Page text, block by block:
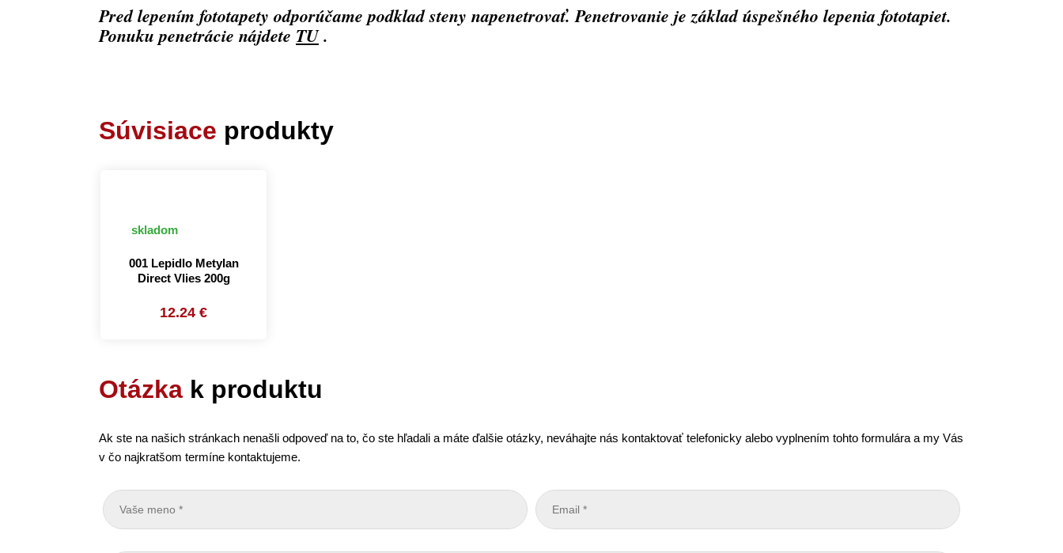
Pred lepením fototapety odporúčame podklad steny napenetrovať. Penetrovanie je základ úspešného lepenia fototapiet.
Ponuku penetrácie nájdete TU.
Súvisiace produkty
skladom
001 Lepidlo Metylan
Direct Vlies 200g
12.24 €
Otázka k produktu
Ak ste na našich stránkach nenašli odpoveď na to, čo ste hľadali a máte ďalšie otázky, neváhajte nás kontaktovať telefonicky alebo vyplnením tohto formulára a my Vás
v čo najkratšom termíne kontaktujeme.